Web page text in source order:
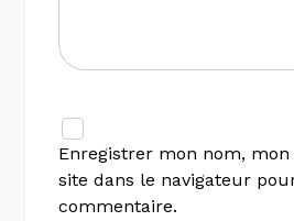
Enregistrer mon nom,
site dans le navigateur
commentaire.